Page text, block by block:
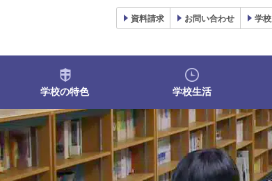
資料請求 お問い合わせ 学校
学校の特色 学校生活